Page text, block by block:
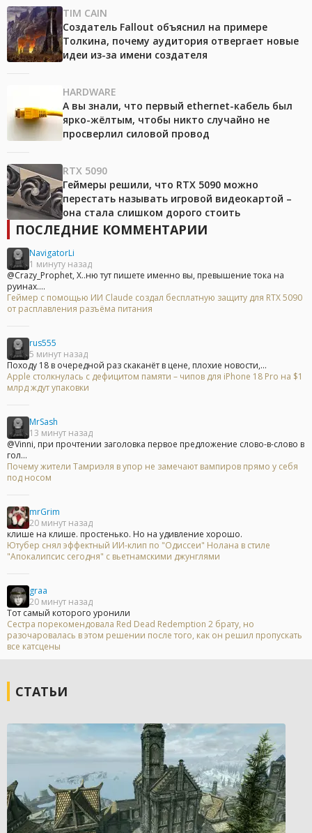
TIM CAIN
Создатель Fallout объяснил на примере
Толкина, почему аудитория отвергает новые
идеи из-за имени создателя
HARDWARE
А вы знали, что первый ethernet-кабель был
ярко-жёлтым, чтобы никто случайно не
просверлил силовой провод
RTX 5090
Геймеры решили, что RTX 5090 можно
перестать называть игровой видеокартой –
она стала слишком дорого стоить
ПОСЛЕДНИЕ КОММЕНТАРИИ
NavigatorLi
1 минуту назад
@Crazy_Prophet, Х..ню тут пишете именно вы, превышение тока на
руинах....
Геймер с помощью ИИ Claude создал бесплатную защиту для RTX 5090
от расплавления разъёма питания
rus555
5 минут назад
Походу 18 в очередной раз скаканёт в цене, плохие новости,...
Apple столкнулась с дефицитом памяти – чипов для iPhone 18 Pro на $1
млрд ждут упаковки
MrSash
13 минут назад
@Vinni, при прочтении заголовка первое предложение слово-в-слово в
гол...
Почему жители Тамриэля в упор не замечают вампиров прямо у себя
под носом
mrGrim
20 минут назад
клише на клише. простенько. Но на удивление хорошо.
Ютубер снял эффектный ИИ-клип по "Одиссеи" Нолана в стиле
"Апокалипсис сегодня" с вьетнамскими джунглями
graa
20 минут назад
Тот самый которого уронили
Сестра порекомендовала Red Dead Redemption 2 брату, но
разочаровалась в этом решении после того, как он решил пропускать
все катсцены
СТАТЬИ